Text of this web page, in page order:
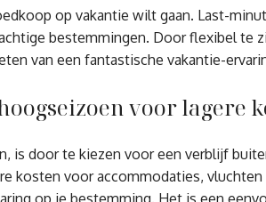
op vakantie wilt gaan. Last-
bestemmingen. Door flexibel te
van een fantastische vakantie-
voor lagere
is door te kiezen voor een verblijf
kosten voor accommodaties,